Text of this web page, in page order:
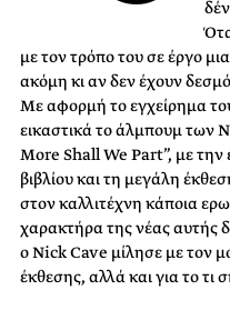
με τον τρόπο του σε έργο
ακόμη κι αν δεν έχουν
Με αφορμή το εγχείρημα
εικαστικά το άλμπουμ των
More Shall We Part”, με την
βιβλίου και τη μεγάλη
στον καλλιτέχνη κάποια
χαρακτήρα της νέας αυτής
ο Nick Cave μίλησε με τον
έκθεσης, αλλά και για το τι